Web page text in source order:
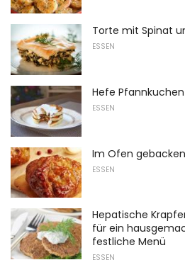
Torte mit Spinat
ESSEN
Hefe
ESSEN
Im Ofen
ESSEN
Hepatische
für ein
festliche Menü
ESSEN